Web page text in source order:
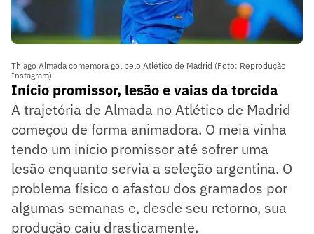
Thiago Almada comemora gol pelo Atlético de Madrid (Foto: Reprodução
Instagram)
Início promissor, lesão e vaias da torcida
A trajetória de Almada no Atlético de Madrid
começou de forma animadora. O meia vinha
tendo um início promissor até sofrer uma
lesão enquanto servia a seleção argentina. O
problema físico o afastou dos gramados por
algumas semanas e, desde seu retorno, sua
produção caiu drasticamente.